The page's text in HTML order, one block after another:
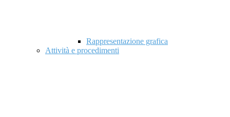
Rappresentazione grafica
Attività e procedimenti